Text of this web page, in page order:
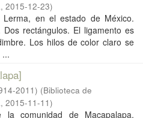
, 2015-12-23)
Lerma, en el estado de México.
rectángulos. El ligamento es
Los hilos de color claro se
2011) (Biblioteca de
, 2015-11-11)
la comunidad de Macapalapa,